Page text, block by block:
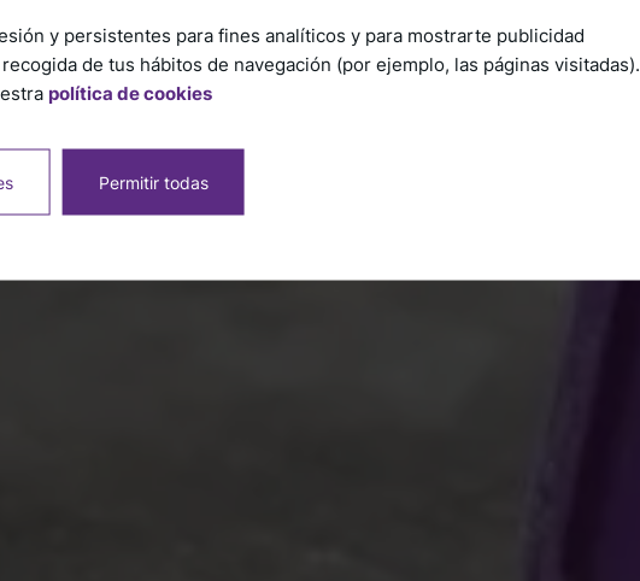
y persistentes para fines analíticos y para mostrarte publicidad
de tus hábitos de navegación (por ejemplo, las páginas visitadas).
política de cookies
Permitir todas